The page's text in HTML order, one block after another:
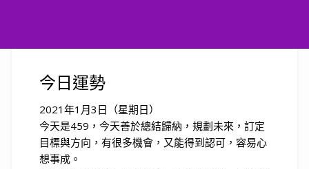
今日運勢
2021年1月3日（星期日）
今天是459，今天善於總結歸納，規劃未來，訂定
目標與方向，有很多機會，又能得到認可，容易心
想事成。